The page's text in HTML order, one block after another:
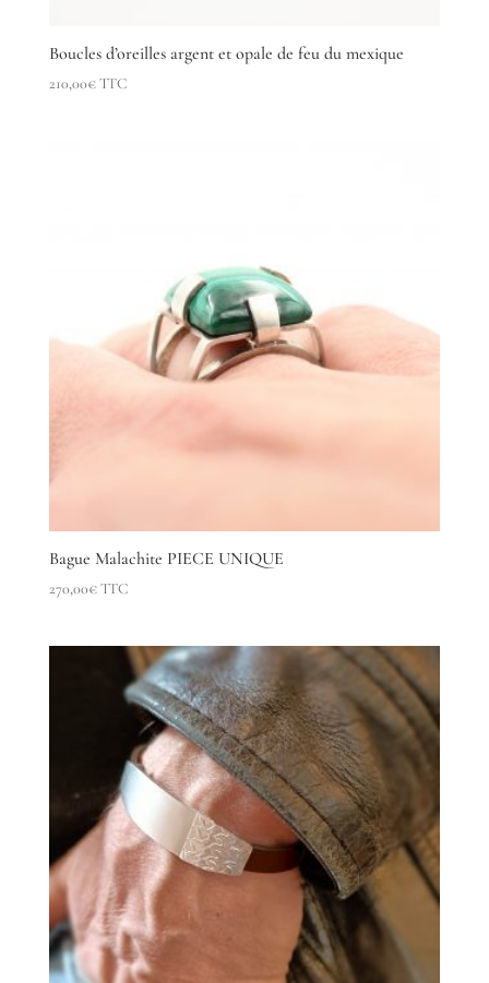
Boucles d’oreilles argent et opale de feu du mexique
210,00€TTC
Bague Malachite PIECE UNIQUE
270,00€TTC